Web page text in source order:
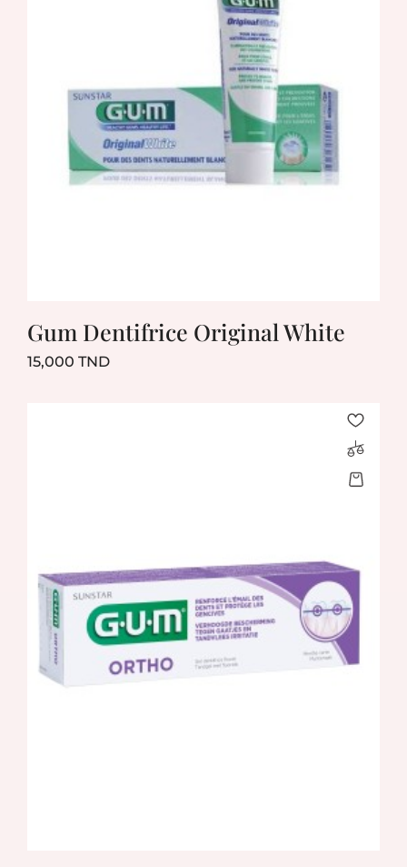
Gum Dentifrice Original White
15,000 TNDPrix